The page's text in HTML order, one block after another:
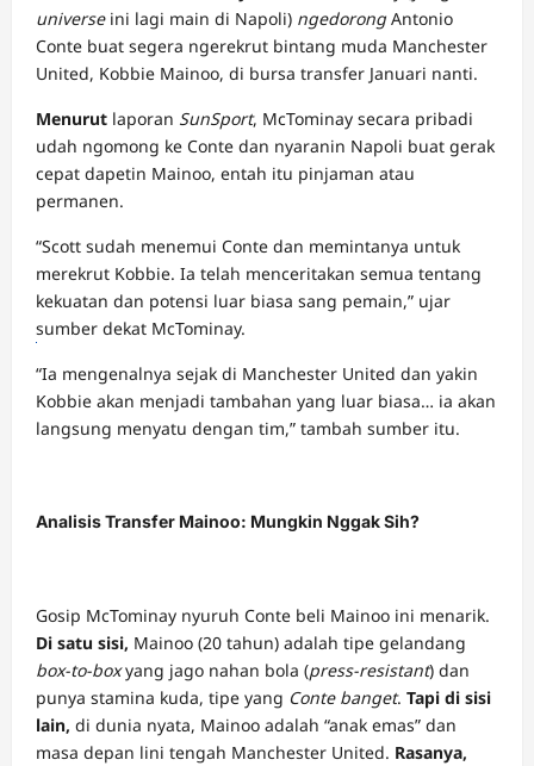
universeini lagi main di Napoli) ngedorongAntonio
Conte buat segera ngerekrut bintang muda Manchester
United, Kobbie Mainoo, di bursa transfer Januari nanti.
Menurut laporan SunSport, McTominay secara pribadi
udah ngomong ke Conte dan nyaranin Napoli buat gerak
cepat dapetin Mainoo, entah itu pinjaman atau
permanen.
“Scott sudah menemui Conte dan memintanya untuk
merekrut Kobbie. Ia telah menceritakan semua tentang
kekuatan dan potensi luar biasa sang pemain,” ujar
sumber dekat McTominay.
ikan
Slot
“Ia mengenalnya sejak di Manchester United dan yakin
Kobbie akan menjadi tambahan yang luar biasa… ia akan
langsung menyatu dengan tim,” tambah sumber itu.
Analisis Transfer Mainoo: Mungkin Nggak Sih?
Gosip McTominay nyuruh Conte beli Mainoo ini menarik.
Di satu sisi, Mainoo (20 tahun) adalah tipe gelandang
box-to-boxyang jago nahan bola (press-resistant) dan
punya stamina kuda, tipe yang Conte banget. Tapi di sisi
lain, di dunia nyata, Mainoo adalah “anak emas” dan
masa depan lini tengah Manchester United. Rasanya,